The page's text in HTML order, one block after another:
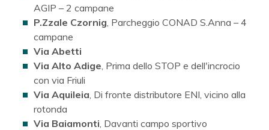
AGIP – 2 campane
P.Zzale Czornig , Parcheggio CONAD S.Anna – 4
campane
Via Abetti
Via Alto Adige , Prima dello STOP e dell'incrocio
con via Friuli
Via Aquileia , Di fronte distributore ENI, vicino alla
rotonda
Via Baiamonti , Davanti campo sportivo